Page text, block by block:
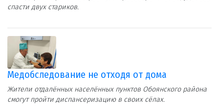
спасти двух стариков.
Медобследование не отходя от дома
Жители отдалённых населённых пунктов Обоянского района
смогут пройти диспансеризацию в своих сёлах.